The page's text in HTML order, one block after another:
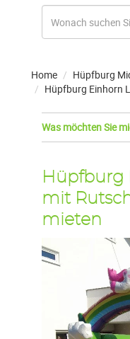
Home
Hüpfburg
Hüpfburg Einhorn
Was möchten Sie
Hüpfburg
mit
mieten